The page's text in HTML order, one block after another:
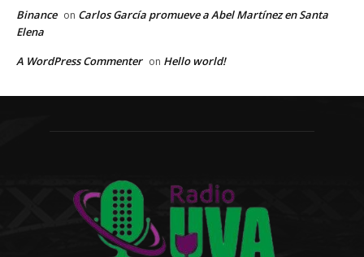
Binance on Carlos García promueve a Abel Martínez en Santa
Elena
A WordPress Commenter on Hello world!